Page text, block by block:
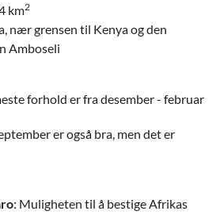
km2
nær grensen til Kenya og den
Amboseli
forhold er fra desember - februar
er også bra, men det er
: Muligheten til å bestige Afrikas